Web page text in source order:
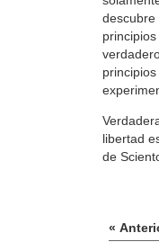
descubre
libertad
de
«